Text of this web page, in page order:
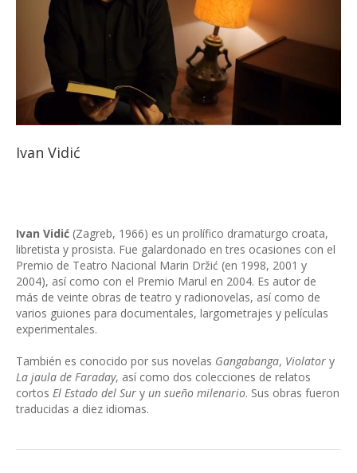
Ivan Vidić
Ivan Vidić (Zagreb, 1966) es un prolífico dramaturgo croata,
libretista y prosista. Fue galardonado en tres ocasiones con el
Premio de Teatro Nacional Marin Držić (en 1998, 2001 y
2004), así como con el Premio Marul en 2004. Es autor de
más de veinte obras de teatro y radionovelas, así como de
varios guiones para documentales, largometrajes y películas
experimentales.
También es conocido por sus novelas Gangabanga, Violator y
La jaula de Faraday, así como dos colecciones de relatos
cortos El Estado del Sur y un sueño milenario. Sus obras fueron
traducidas a diez idiomas.